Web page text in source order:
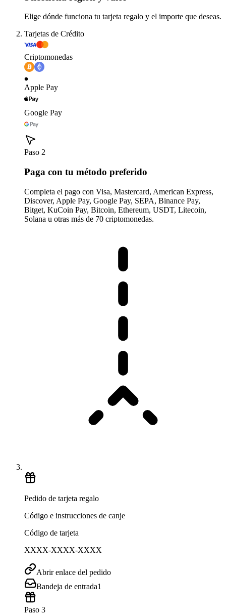
Elige dónde funciona tu tarjeta regalo y el importe que deseas.
Tarjetas de Crédito
Criptomonedas
Apple Pay
Google Pay
Paso 2
Paga con tu método preferido
Completa el pago con Visa, Mastercard, American Express,
Discover, Apple Pay, Google Pay, SEPA, Binance Pay,
Bitget, KuCoin Pay, Bitcoin, Ethereum, USDT, Litecoin,
Solana u otras más de 70 criptomonedas.
Pedido de tarjeta regalo
Código e instrucciones de canje
Código de tarjeta
XXXX-XXXX-XXXX
Abrir enlace del pedido
Bandeja de entrada1
Paso 3